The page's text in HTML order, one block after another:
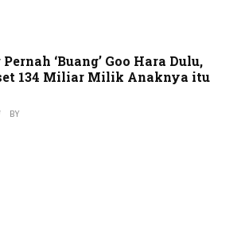
‘Buang’ Goo Hara Dulu,
134 Miliar Milik Anaknya itu
BY